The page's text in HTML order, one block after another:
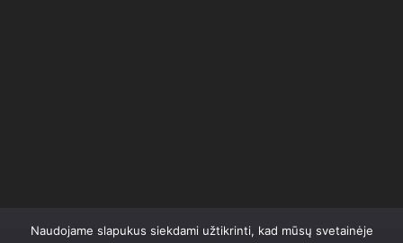
Naudojame slapukus siekdami užtikrinti, kad mūsų svetainėje